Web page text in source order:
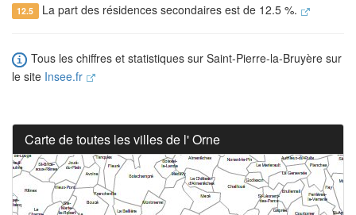
12.5 La part des résidences secondaires est de 12.5 %.
Tous les chiffres et statistiques sur Saint-Pierre-la-Bruyère sur
le site Insee.fr
Carte de toutes les villes de l' Orne